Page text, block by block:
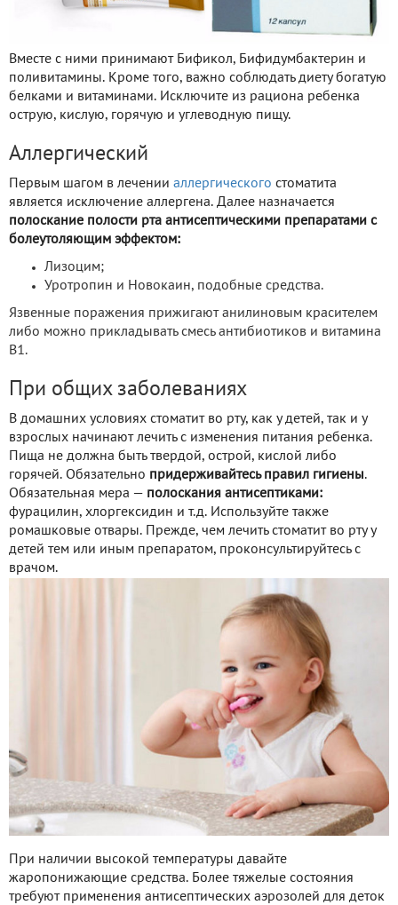
Вместе с ними принимают Бификол, Бифидумбактерин и
поливитамины. Кроме того, важно соблюдать диету богатую
белками и витаминами. Исключите из рациона ребенка
острую, кислую, горячую и углеводную пищу.
Аллергический
Первым шагом в лечении аллергического стоматита
является исключение аллергена. Далее назначается
полоскание полости рта антисептическими препаратами с
болеутоляющим эффектом:
Лизоцим;
Уротропин и Новокаин, подобные средства.
Язвенные поражения прижигают анилиновым красителем
либо можно прикладывать смесь антибиотиков и витамина
В1.
При общих заболеваниях
В домашних условиях стоматит во рту, как у детей, так и у
взрослых начинают лечить с изменения питания ребенка.
Пища не должна быть твердой, острой, кислой либо
горячей. Обязательно придерживайтесь правил гигиены.
Обязательная мера — полоскания антисептиками:
фурацилин, хлоргексидин и т.д. Используйте также
ромашковые отвары. Прежде, чем лечить стоматит во рту у
детей тем или иным препаратом, проконсультируйтесь с
врачом.
При наличии высокой температуры давайте
жаропонижающие средства. Более тяжелые состояния
требуют применения антисептических аэрозолей для деток